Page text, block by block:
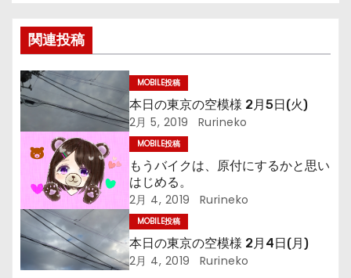
ナ
ビ
ゲ
ー
シ
ョ
ン
関連投稿
MOBILE投稿
本日の東京の空模様 2月5日(火)
2月 5, 2019 Rurineko
MOBILE投稿
もうバイクは、原付にするかと思い
はじめる。
2月 4, 2019 Rurineko
MOBILE投稿
本日の東京の空模様 2月4日(月)
2月 4, 2019 Rurineko